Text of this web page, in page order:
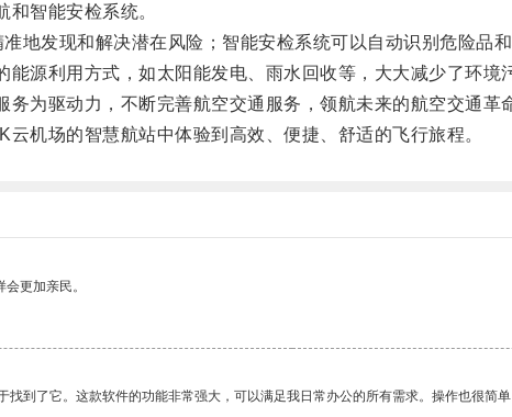
智能安检系统。
发现和解决潜在风险；智能安检系统可以自动识别危险品和
利用方式，如太阳能发电、雨水回收等，大大减少了环境
驱动力，不断完善航空交通服务，领航未来的航空交通革
场的智慧航站中体验到高效、便捷、舒适的飞行旅程。
更加亲民。
到了它。这款软件的功能非常强大，可以满足我日常办公的所有需求。操作也很简单